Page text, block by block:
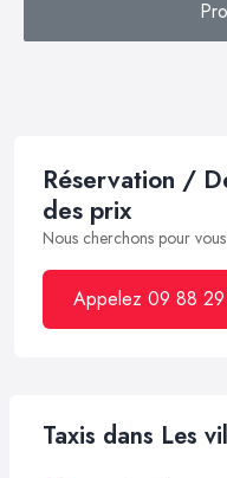
Réservation /
des prix
Nous cherchons pour
Appelez 09 88
Taxis dans Les